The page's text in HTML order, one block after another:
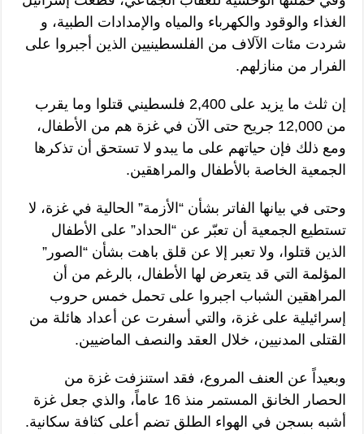
الغذاء والوقود والكهرباء والمياه والإمدادات الطبية، و
شردت مئات الآلاف من الفلسطينيين الذين أجبروا على
الفرار من منازلهم.
إن ثلث ما يزيد على 2,400 فلسطيني قتلوا وما يقرب
من 12,000 جريح حتى الآن في غزة هم من الأطفال،
ومع ذلك فإن حياتهم على ما يبدو لا تستحق أن تذكرها
الجمعية الخاصة بالأطفال والمراهقين.
وحتى في بيانها الفاتر بشأن “الأزمة” الحالية في غزة، لا
تستطيع الجمعية أن تعبّر عن “الحداد” على الأطفال
الذين قتلوا، ولا تعبر إلا عن قلق باهت بشأن “الصور”
المؤلمة التي قد يتعرض لها الأطفال، بالرغم من أن
المراهقين الشباب اجبروا على تحمل خمس حروب
إسرائيلية على غزة، والتي أسفرت عن أعداد هائلة من
القتلى المدنيين، خلال العقد والنصف الماضيين.
وبعيداً عن العنف المروع، فقد استنزفت غزة من
الحصار الخانق المستمر منذ 16 عاماً، والذي جعل غزة
أشبه بسجن في الهواء الطلق تضم أعلى كثافة سكانية.